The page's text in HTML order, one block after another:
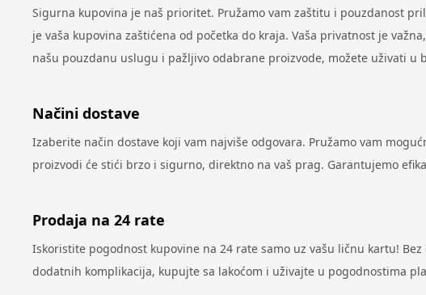
Sigurna kupovina je naš prioritet. Pružamo vam zaštitu i pouzdanost
je vaša kupovina zaštićena od početka do kraja. Vaša privatnost je
našu pouzdanu uslugu i pažljivo odabrane proizvode, možete uživati u
Načini dostave
Izaberite način dostave koji vam najviše odgovara. Pružamo vam
proizvodi će stići brzo i sigurno, direktno na vaš prag. Garantujemo
Prodaja na 24 rate
Iskoristite pogodnost kupovine na 24 rate samo uz vašu ličnu kartu!
dodatnih komplikacija, kupujte sa lakoćom i uživajte u pogodnostima